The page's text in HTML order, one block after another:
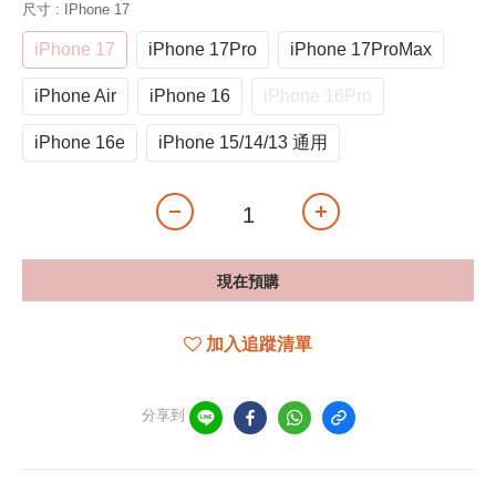
尺寸 : IPhone 17
iPhone 17 iPhone 17Pro iPhone 17ProMax
iPhone Air iPhone 16 iPhone 16Pro
iPhone 16e iPhone 15/14/13 通用
現在預購
加入追蹤清單
分享到